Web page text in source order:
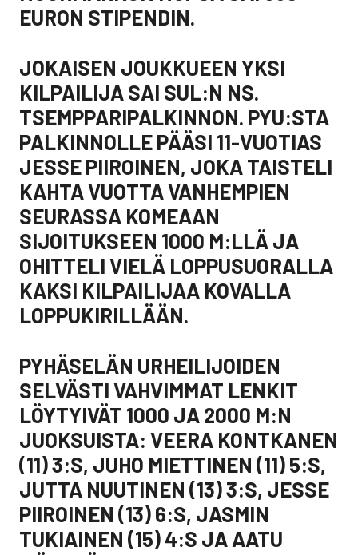
EURON STIPENDIN.
JOKAISEN JOUKKUEEN YKSI
KILPAILIJA SAI SUL:N NS.
TSEMPPARIPALKINNON. PYU:STA
PALKINNOLLE PÄÄSI 11-VUOTIAS
JESSE PIIROINEN, JOKA TAISTELI
KAHTA VUOTTA VANHEMPIEN
SEURASSA KOMEAAN
SIJOITUKSEEN 1000 M:LLÄ JA
OHITTELI VIELÄ LOPPUSUORALLA
KAKSI KILPAILIJAA KOVALLA
LOPPUKIRILLÄÄN.
PYHÄSELÄN URHEILIJOIDEN
SELVÄSTI VAHVIMMAT LENKIT
LÖYTYIVÄT 1000 JA 2000 M:N
JUOKSUISTA: VEERA KONTKANEN
(11) 3:S, JUHO MIETTINEN (11) 5:S,
JUTTA NUUTINEN (13) 3:S, JESSE
PIIROINEN (13) 6:S, JASMIN
TUKIAINEN (15) 4:S JA AATU